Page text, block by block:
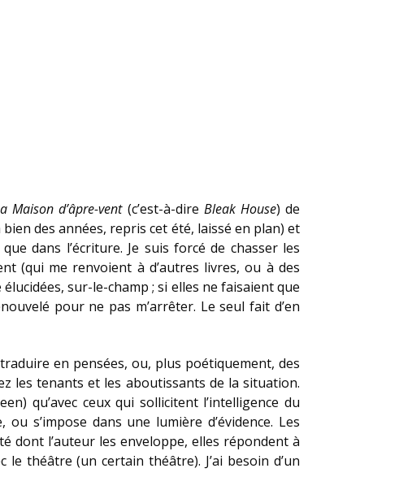
Maison d’âpre-vent(c’est-à-dire Bleak House) de
des années, repris cet été, laissé en plan) et
dans l’écriture. Je suis forcé de chasser les
(qui me renvoient à d’autres livres, ou à des
sur-le-champ ; si elles ne faisaient que
pour ne pas m’arrêter. Le seul fait d’en
en pensées, ou, plus poétiquement, des
les tenants et les aboutissants de la situation.
qu’avec ceux qui sollicitent l’intelligence du
s’impose dans une lumière d’évidence. Les
dont l’auteur les enveloppe, elles répondent à
théâtre (un certain théâtre). J’ai besoin d’un